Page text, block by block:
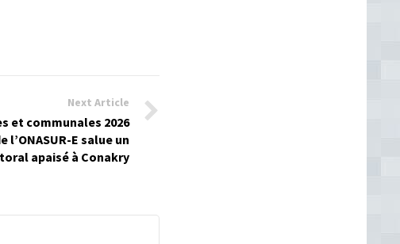
Next Article
et communales 2026
l’ONASUR-E salue un
apaisé à Conakry